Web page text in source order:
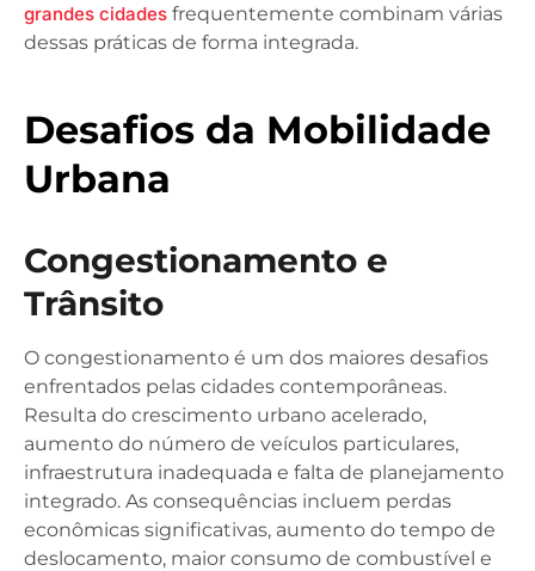
grandes cidades frequentemente combinam várias
dessas práticas de forma integrada.
Desafios da Mobilidade
Urbana
Congestionamento e
Trânsito
O congestionamento é um dos maiores desafios
enfrentados pelas cidades contemporâneas.
Resulta do crescimento urbano acelerado,
aumento do número de veículos particulares,
infraestrutura inadequada e falta de planejamento
integrado. As consequências incluem perdas
econômicas significativas, aumento do tempo de
deslocamento, maior consumo de combustível e